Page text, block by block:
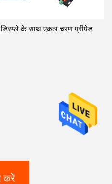
के साथ एकल चरण प्रीपेड
करें